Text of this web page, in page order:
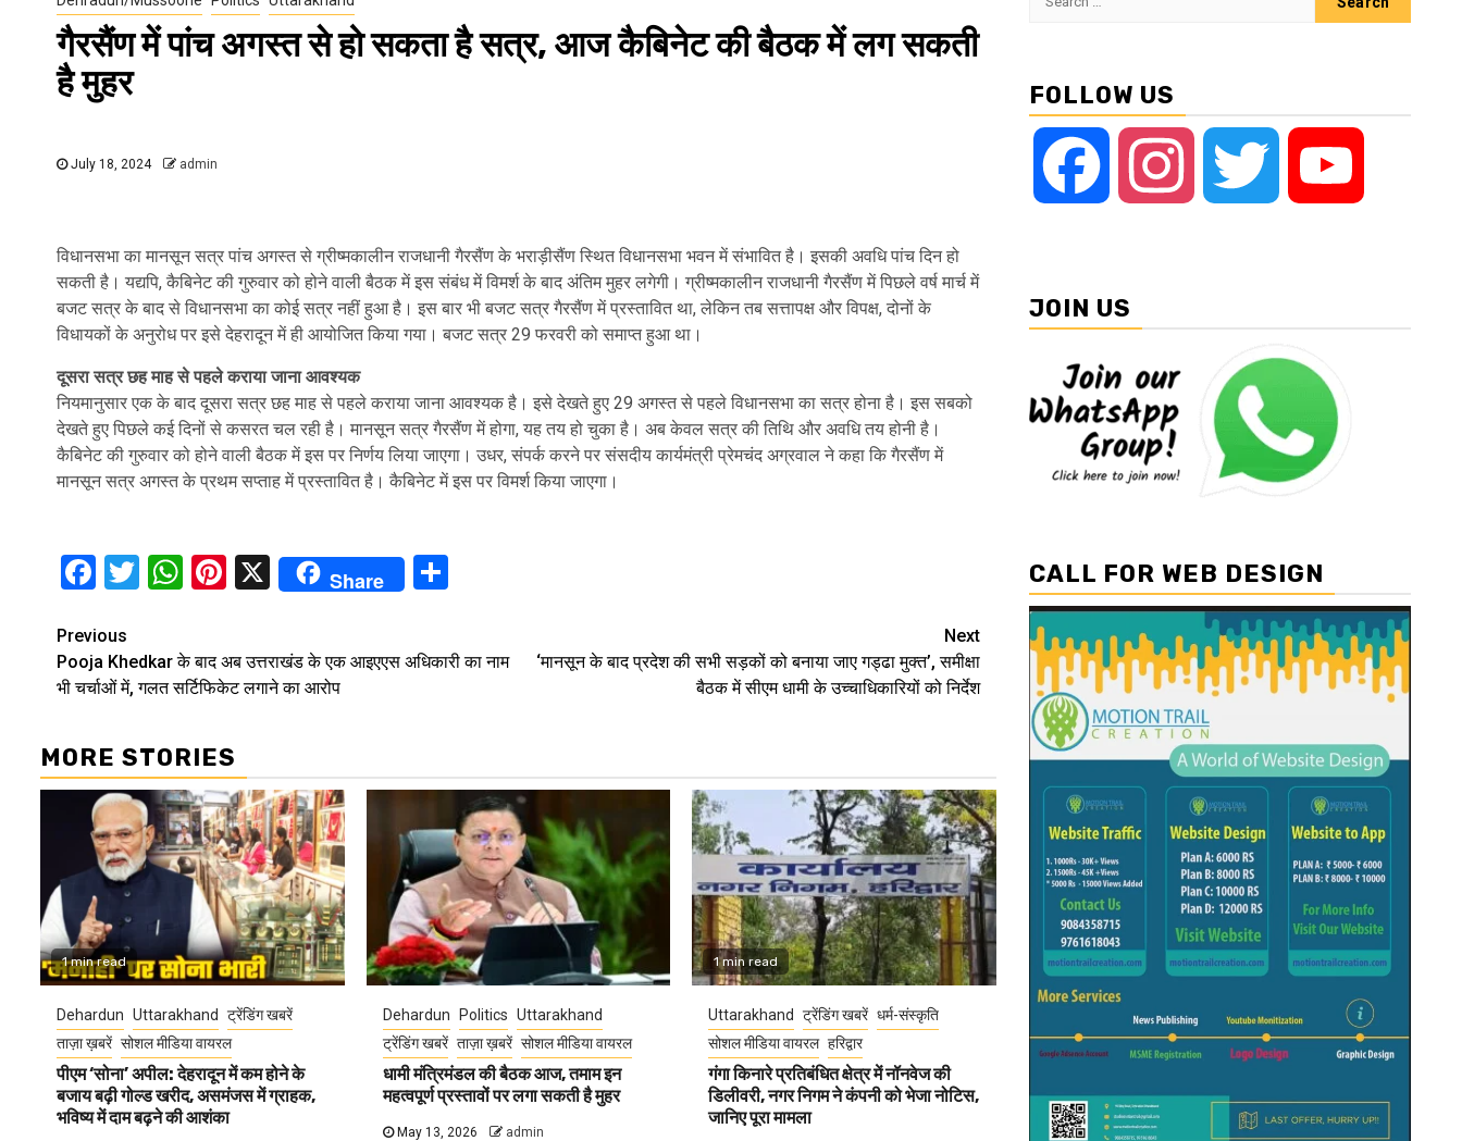
गैरसैंण में पांच अगस्त से हो सकता है सत्र, आज कैबिनेट की बैठक में लग सकती
है मुहर
July 18, 2024 admin
विधानसभा का मानसून सत्र पांच अगस्त से ग्रीष्मकालीन राजधानी गैरसैंण के भराड़ीसैंण स्थित विधानसभा भवन में संभावित है। इसकी अवधि पांच दिन हो
सकती है। यद्यपि, कैबिनेट की गुरुवार को होने वाली बैठक में इस संबंध में विमर्श के बाद अंतिम मुहर लगेगी। ग्रीष्मकालीन राजधानी गैरसैंण में पिछले वर्ष मार्च में
बजट सत्र के बाद से विधानसभा का कोई सत्र नहीं हुआ है। इस बार भी बजट सत्र गैरसैंण में प्रस्तावित था, लेकिन तब सत्तापक्ष और विपक्ष, दोनों के
विधायकों के अनुरोध पर इसे देहरादून में ही आयोजित किया गया। बजट सत्र 29 फरवरी को समाप्त हुआ था।
दूसरा सत्र छह माह से पहले कराया जाना आवश्यक
नियमानुसार एक के बाद दूसरा सत्र छह माह से पहले कराया जाना आवश्यक है। इसे देखते हुए 29 अगस्त से पहले विधानसभा का सत्र होना है। इस सबको
देखते हुए पिछले कई दिनों से कसरत चल रही है। मानसून सत्र गैरसैंण में होगा, यह तय हो चुका है। अब केवल सत्र की तिथि और अवधि तय होनी है।
कैबिनेट की गुरुवार को होने वाली बैठक में इस पर निर्णय लिया जाएगा। उधर, संपर्क करने पर संसदीय कार्यमंत्री प्रेमचंद अग्रवाल ने कहा कि गैरसैंण में
मानसून सत्र अगस्त के प्रथम सप्ताह में प्रस्तावित है। कैबिनेट में इस पर विमर्श किया जाएगा।
Facebook
Twitter
WhatsApp
Pinterest
X Share
Continue
Reading
Previous
Pooja Khedkar के बाद अब उत्तराखंड के एक आइएएस अधिकारी का नाम
भी चर्चाओं में, गलत सर्टिफि‍केट लगाने का आरोप
Next
‘मानसून के बाद प्रदेश की सभी सड़कों को बनाया जाए गड्ढा मुक्त’, समीक्षा
बैठक में सीएम धामी के उच्चाधिकारियों को निर्देश
MORE STORIES
1 min read
Dehardun Uttarakhand
ट्रेंडिंग खबरें
ताज़ा ख़बरें सोशल मीडिया वायरल
पीएम ‘सोना’ अपील: देहरादून में कम होने के
बजाय बढ़ी गोल्ड खरीद, असमंजस में ग्राहक,
भविष्य में दाम बढ़ने की आशंका
Dehardun Politics Uttarakhand
ट्रेंडिंग खबरें ताज़ा ख़बरें सोशल मीडिया वायरल
धामी मंत्रिमंडल की बैठक आज, तमाम इन
महत्वपूर्ण प्रस्तावों पर लगा सकती है मुहर
May 13, 2026 admin
1 min read
Uttarakhand ट्रेंडिंग खबरें धर्म-संस्कृति
सोशल मीडिया वायरल हरिद्वार
गंगा किनारे प्रतिबंधित क्षेत्र में नॉनवेज की
डिलीवरी, नगर निगम ने कंपनी को भेजा नोटिस,
जानिए पूरा मामला
FOLLOW US
Facebook Instagram Twitter
JOIN US
CALL FOR WEB DESIGN